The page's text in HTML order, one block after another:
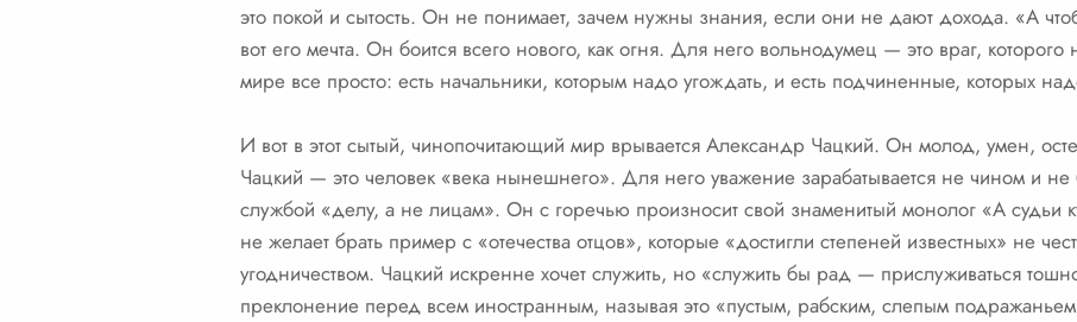
это покой и сытость. Он не понимает, зачем нужны знания, если они не дают дохода. «А
вот его мечта. Он боится всего нового, как огня. Для него вольнодумец — это враг,
мире все просто: есть начальники, которым надо угождать, и есть подчиненные, которых
И вот в этот сытый, чинопочитающий мир врывается Александр Чацкий. Он молод, умен,
Чацкий — это человек «века нынешнего». Для него уважение зарабатывается не чином и не
службой «делу, а не лицам». Он с горечью произносит свой знаменитый монолог «А судьи
не желает брать пример с «отечества отцов», которые «достигли степеней известных» не
угодничеством. Чацкий искренне хочет служить, но «служить бы рад — прислуживаться
преклонение перед всем иностранным, называя это «пустым, рабским, слепым